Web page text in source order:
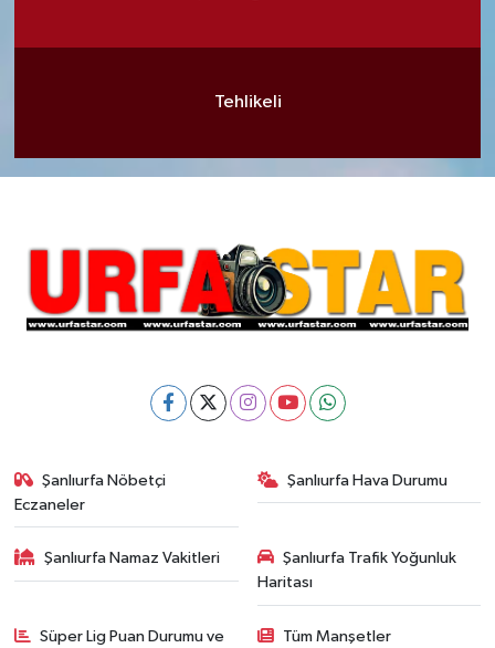
Tehlikeli
Şanlıurfa Nöbetçi
Eczaneler
Şanlıurfa Hava Durumu
Şanlıurfa Namaz Vakitleri
Şanlıurfa Trafik Yoğunluk
Haritası
Süper Lig Puan Durumu ve Tüm Manşetler